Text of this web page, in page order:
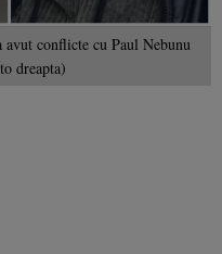
conflicte cu Paul Nebunu
dreapta)